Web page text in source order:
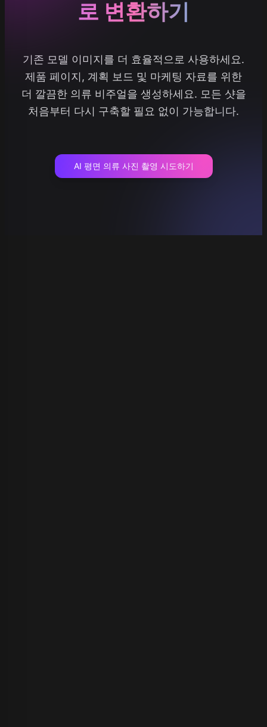
로 변환하기
기존 모델 이미지를 더 효율적으로 사용하세요.
제품 페이지, 계획 보드 및 마케팅 자료를 위한
더 깔끔한 의류 비주얼을 생성하세요. 모든 샷을
처음부터 다시 구축할 필요 없이 가능합니다.
AI 평면 의류 사진 촬영 시도하기